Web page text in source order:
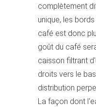
complètement
unique, les
café est donc
goût du café
caisson filtrant
droits vers le
distribution
La façon dont